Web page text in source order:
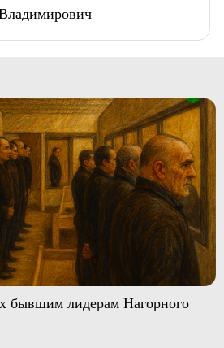
бывшим лидерам Нагорного